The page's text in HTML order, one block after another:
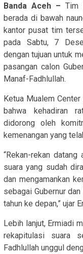
Banda Aceh – Tim
berada di bawah
kantor pusat tim
pada Sabtu, 7
dengan tujuan untuk
pasangan calon
Manaf-Fadhlullah.
Ketua Mualem Center
bahwa kehadiran
didorong oleh
kemenangan yang
“Rekan-rekan
suara yang sudah
dan mengamankan
sebagai Gubernur
tahun ke depan,” ujar
Lebih lanjut, Ermiadi
rekapitulasi suara
Fadhlullah unggul